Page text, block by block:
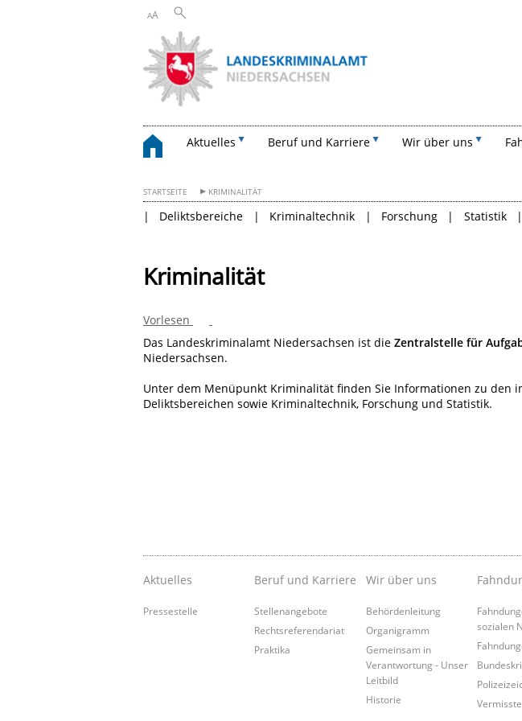
AA
Aktuelles Beruf und Karriere Wir über uns
STARTSEITE KRIMINALITÄT
Deliktsbereiche Kriminaltechnik Forschung Statistik
Kriminalität
Vorlesen
Das Landeskriminalamt Niedersachsen ist die Zentralstelle für
Niedersachsen.
Unter dem Menüpunkt Kriminalität finden Sie Informationen zu den
Deliktsbereichen sowie Kriminaltechnik, Forschung und Statistik.
Aktuelles
Pressestelle
Beruf und Karriere
Stellenangebote
Rechtsreferendariat
Praktika
Wir über uns
Behördenleitung
Organigramm
Gemeinsam in
Verantwortung - Unser
Leitbild
Historie
sozialen
Vermisste